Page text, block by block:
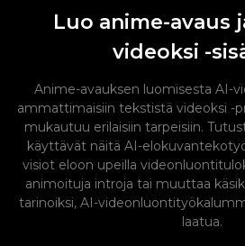
Luo anime-avaus
videoksi -
Anime-avauksen luomisesta AI-
ammattimaisiin tekstistä videoksi -
mukautuu erilaisiin tarpeisiin.
käyttävät näitä AI-
visiot eloon upeilla
animoituja introja tai muuttaa
tarinoiksi, AI-
laatua.